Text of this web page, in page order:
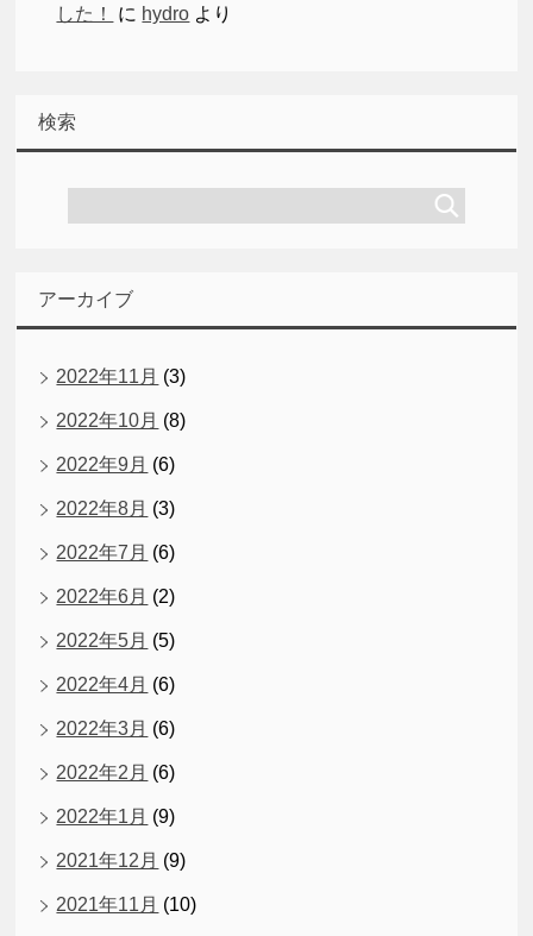
した！
に hydro より
検索
アーカイブ
2022年11月 (3)
2022年10月 (8)
2022年9月 (6)
2022年8月 (3)
2022年7月 (6)
2022年6月 (2)
2022年5月 (5)
2022年4月 (6)
2022年3月 (6)
2022年2月 (6)
2022年1月 (9)
2021年12月 (9)
2021年11月 (10)